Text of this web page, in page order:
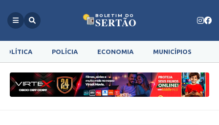
BOLETIM DO
SERTÃO
POLÍTICA POLÍCIA ECONOMIA MUNICÍPIOS